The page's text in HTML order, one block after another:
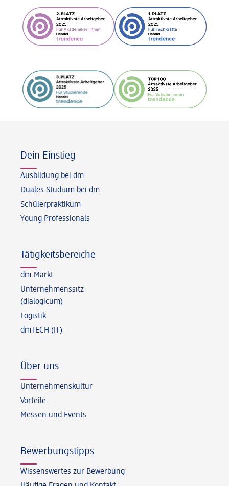
Dein Einstieg
Ausbildung bei dm
Duales Studium bei dm
Schülerpraktikum
Young Professionals
Tätigkeitsbereiche
dm-Markt
Unternehmenssitz
(dialogicum)
Logistik
dmTECH (IT)
Über uns
Unternehmenskultur
Vorteile
Messen und Events
Bewerbungstipps
Wissenswertes zur Bewerbung